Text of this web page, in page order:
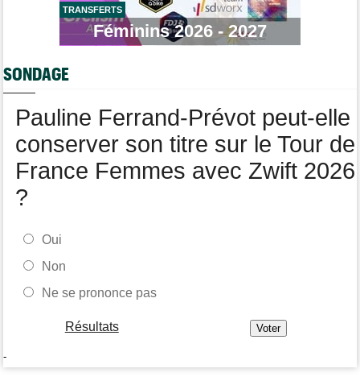
La startlist complète du Tour Femmes... déjà 16 abandons
Tour du Portugal
La surprise Francisco Campos remporte la 1ère étape
Tour de Pologne
TRANSFERTS
Féminins 2026 - 2027
SONDAGE
Pauline Ferrand-Prévot peut-elle
conserver son titre sur le Tour de
France Femmes avec Zwift 2026
?
Oui
Non
Ne se prononce pas
Résultats
-